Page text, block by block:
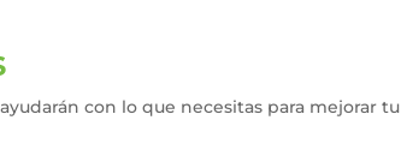
con lo que necesitas para mejorar tu